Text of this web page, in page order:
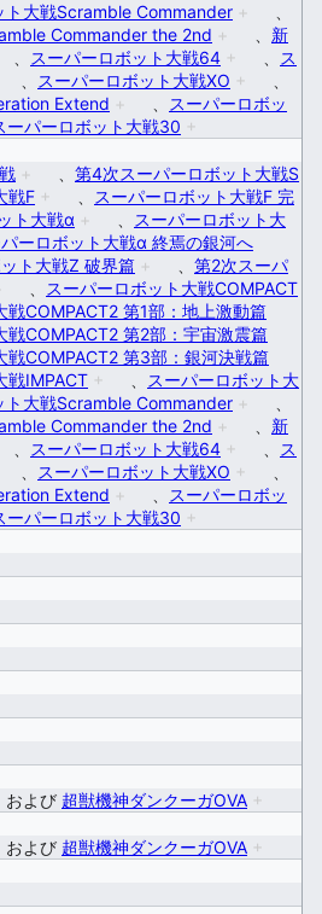
ト大戦Scramble Commander +
Commander the 2nd +
新
スーパーロボット大戦64 +
ス
スーパーロボット大戦XO +
Extend +
スーパーロボッ
ーパーロボット大戦30 +
+
第4次スーパーロボット大戦S
戦F +
スーパーロボット大戦F 完
ト大戦α +
スーパーロボット大
ーロボット大戦α 終焉の銀河へ
ト大戦Z 破界篇 +
第2次スーパ
スーパーロボット大戦COMPACT
戦COMPACT2 第1部：地上激動篇
戦COMPACT2 第2部：宇宙激震篇
戦COMPACT2 第3部：銀河決戦篇
戦IMPACT +
スーパーロボット大
ト大戦Scramble Commander +
Commander the 2nd +
新
スーパーロボット大戦64 +
ス
スーパーロボット大戦XO +
Extend +
スーパーロボッ
ーパーロボット大戦30 +
および 超獣機神ダンクーガOVA +
および 超獣機神ダンクーガOVA +